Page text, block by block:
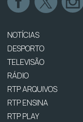
NOTÍCIAS
DESPORTO
TELEVISÃO
RÁDIO
RTP ARQUIVOS
RTP ENSINA
RTP PLAY